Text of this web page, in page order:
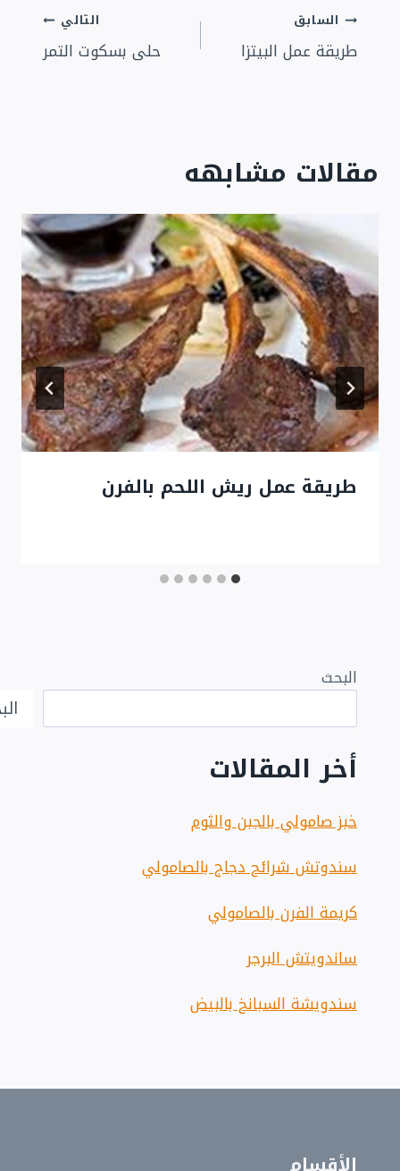
تصفّح
المقالات
السابق
طريقة عمل البيتزا
التالي
حلى بسكوت التمر
مقالات مشابهه
طريقة عمل ريش اللحم بالفرن
البحث
أخر المقالات
خبز صامولي بالجبن والثوم
سندوتش شرائح دجاج بالصامولي
كريمة الفرن بالصامولي
ساندويتش البرجر
سندويشة السبانخ بالبيض